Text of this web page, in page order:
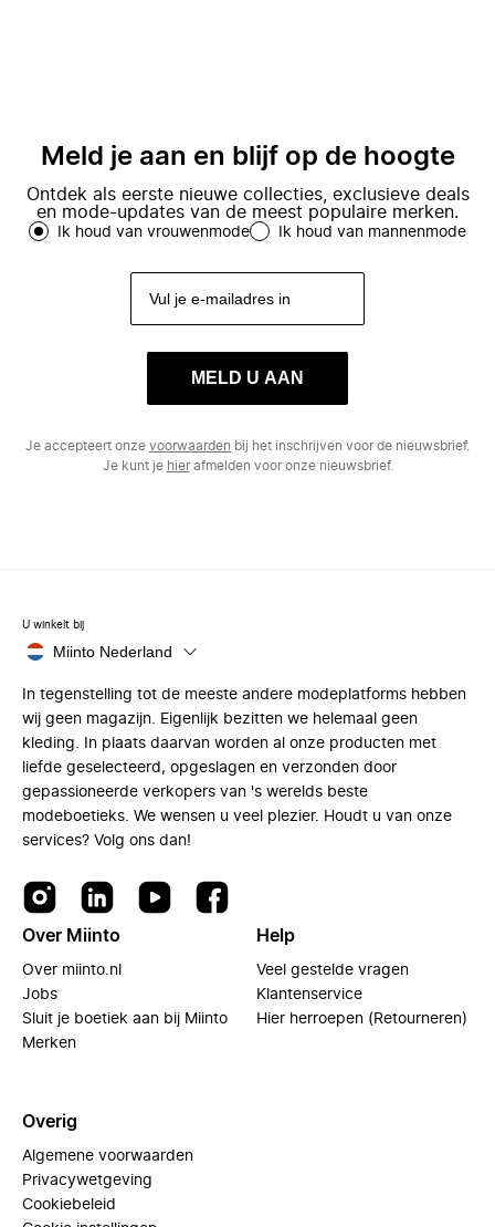
Meld je aan en blijf op de hoogte
Ontdek als eerste nieuwe collecties, exclusieve deals
en mode-updates van de meest populaire merken.
Ik houd van vrouwenmode Ik houd van mannenmode
MELD U AAN
Je accepteert onze voorwaarden bij het inschrijven voor de nieuwsbrief.
Je kunt je hierafmelden voor onze nieuwsbrief.
U winkelt bij
Miinto Nederland
In tegenstelling tot de meeste andere modeplatforms hebben
wij geen magazijn. Eigenlijk bezitten we helemaal geen
kleding. In plaats daarvan worden al onze producten met
liefde geselecteerd, opgeslagen en verzonden door
gepassioneerde verkopers van 's werelds beste
modeboetieks. We wensen u veel plezier. Houdt u van onze
services? Volg ons dan!
Over Miinto
Over miinto.nl
Jobs
Sluit je boetiek aan bij Miinto
Merken
Help
Veel gestelde vragen
Klantenservice
Hier herroepen (Retourneren)
Overig
Algemene voorwaarden
Privacywetgeving
Cookiebeleid